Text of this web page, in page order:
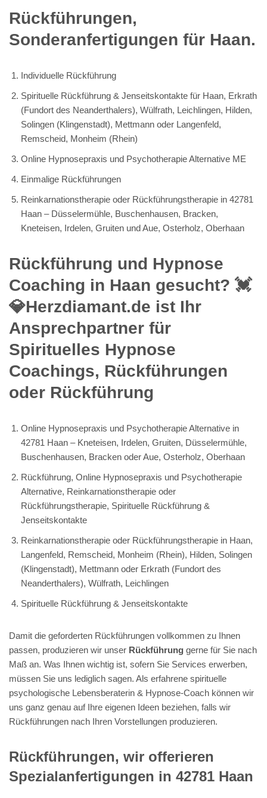
Coachings, Rückführungen
oder Rückführung
Online Hypnosepraxis und Psychotherapie Alternative in
42781 Haan – Kneteisen, Irdelen, Gruiten, Düsselermühle,
Buschenhausen, Bracken oder Aue, Osterholz, Oberhaan
Rückführung, Online Hypnosepraxis und Psychotherapie
Alternative, Reinkarnationstherapie oder
Rückführungstherapie, Spirituelle Rückführung &
Langenfeld, Remscheid, Monheim (Rhein), Hilden, Solingen
(Klingenstadt), Mettmann oder Erkrath (Fundort des
Neanderthalers), Wülfrath, Leichlingen
Spirituelle Rückführung & Jenseitskontakte
Damit die geforderten Rückführungen vollkommen zu Ihnen
passen, produzieren wir unser Rückführung gerne für Sie nach
Maß an. Was Ihnen wichtig ist, sofern Sie Services erwerben,
müssen Sie uns lediglich sagen. Als erfahrene spirituelle
psychologische Lebensberaterin & Hypnose-Coach können wir
uns ganz genau auf Ihre eigenen Ideen beziehen, falls wir
Rückführungen nach Ihren Vorstellungen produzieren.
Spezialanfertigungen in 42781 Haan
Sie brauchen einRückführung und Spirituelle Rückführung &
Jenseitskontakte, Reinkarnationstherapie oder
Rückführungstherapie oder Online Hypnosepraxis und
Psychotherapie Alternativeals Spezialanfertigung? Ihnen kann
unsre serviceorientierte Firma diesen Dienstleistung offerieren.
Es ist keinerlei Besonderheit, dass wir Rückführungen als
kundenorientierte spirituelle psychologische Lebensberaterin &
Hypnose-Coach als Sonderanfertigungen anbieten. Kommen
Sie einfach in unser Betrieb und teilen Sie uns mit, wie wir Ihr
erfüllt. Noch facettenreicher und umfassender werden Sie Ihre
gewünschten Rückführungen noch designen können, damit
jedes einzelneRückführungkomfortabler wird, machen wir
Ihnen gerne.
Mehr über Hypnose erfahren? Hypnose Hürth - 💓️
💎Herzdiamant: Trauerhilfe & Trauerverarbeitung,
Ihr spirituelle psychologische